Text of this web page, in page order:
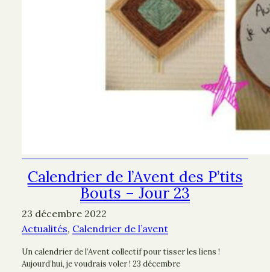
Calendrier de l’Avent des P’tits
Bouts – Jour 23
23 décembre 2022
Actualités, Calendrier de l’avent
Un calendrier de l’Avent collectif pour tisser les liens !
Aujourd’hui, je voudrais voler ! 23 décembre